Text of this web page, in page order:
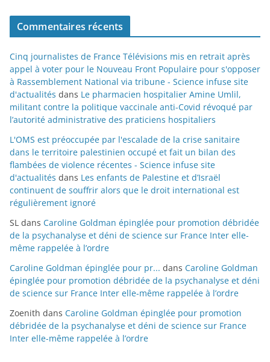
Commentaires récents
Cinq journalistes de France Télévisions mis en retrait après
appel à voter pour le Nouveau Front Populaire pour s'opposer
à Rassemblement National via tribune - Science infuse site
d'actualités dans Le pharmacien hospitalier Amine Umlil,
militant contre la politique vaccinale anti-Covid révoqué par
l’autorité administrative des praticiens hospitaliers
L'OMS est préoccupée par l'escalade de la crise sanitaire
dans le territoire palestinien occupé et fait un bilan des
flambées de violence récentes - Science infuse site
d'actualités dans Les enfants de Palestine et d’Israël
continuent de souffrir alors que le droit international est
régulièrement ignoré
SL dans Caroline Goldman épinglée pour promotion débridée
de la psychanalyse et déni de science sur France Inter elle-
même rappelée à l’ordre
Caroline Goldman épinglée pour pr... dans Caroline Goldman
épinglée pour promotion débridée de la psychanalyse et déni
de science sur France Inter elle-même rappelée à l’ordre
Zoenith dans Caroline Goldman épinglée pour promotion
débridée de la psychanalyse et déni de science sur France
Inter elle-même rappelée à l’ordre